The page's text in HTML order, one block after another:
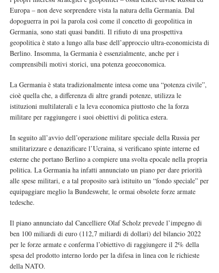
Europa – non deve sorprendere vista la natura della Germania. Dal
dopoguerra in poi la parola così come il concetto di geopolitica in
Germania, sono stati quasi banditi. Il rifiuto di una prospettiva
geopolitica è stato a lungo alla base dell’approccio ultra-economicista di
Berlino. Insomma, la Germania è essenzialmente, anche per i
comprensibili motivi storici, una potenza geoeconomica.
La Germania è stata tradizionalmente intesa come una “potenza civile”,
cioè quella che, a differenza di altre grandi potenze, utilizza le
istituzioni multilaterali e la leva economica piuttosto che la forza
militare per raggiungere i suoi obiettivi di politica estera.
In seguito all’avvio dell’operazione militare speciale della Russia per
smilitarizzare e denazificare l’Ucraina, si verificano spinte interne ed
esterne che portano Berlino a compiere una svolta epocale nella propria
politica. La Germania ha infatti annunciato un piano per dare priorità
alle spese militari, e a tal proposito sarà istituito un “fondo speciale” per
equipaggiare meglio la Bundeswehr, le ormai obsolete forze armate
tedesche.
Il piano annunciato dal Cancelliere Olaf Scholz prevede l’impegno di
ben 100 miliardi di euro (112,7 miliardi di dollari) del bilancio 2022
per le forze armate e conferma l’obiettivo di raggiungere il 2% della
spesa del prodotto interno lordo per la difesa in linea con le richieste
della NATO.